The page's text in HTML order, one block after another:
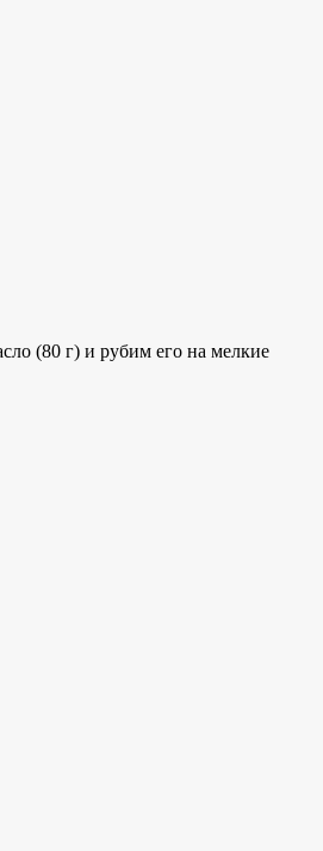
(80 г) и рубим его на мелкие